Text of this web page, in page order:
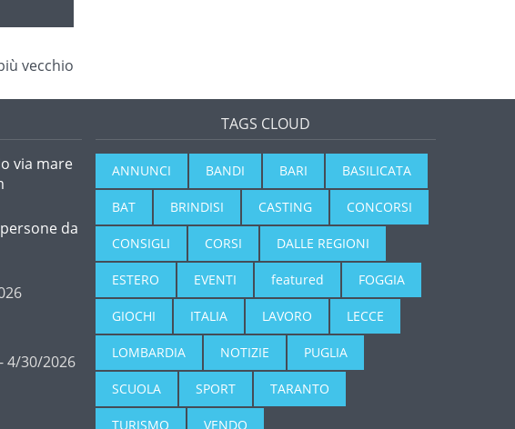
vecchio
via mare
da
4/30/2026
TAGS CLOUD
ANNUNCI BANDI BARI BASILICATA
BAT BRINDISI CASTING CONCORSI
CONSIGLI CORSI DALLE REGIONI
ESTERO EVENTI featured FOGGIA
GIOCHI ITALIA LAVORO LECCE
LOMBARDIA NOTIZIE PUGLIA
SCUOLA SPORT TARANTO
TURISMO VENDO